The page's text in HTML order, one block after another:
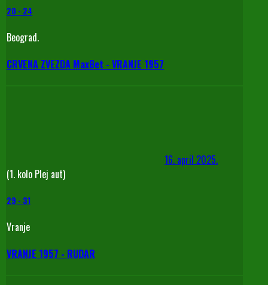
20 - 24
Beograd.
CRVENA ZVEZDA MaxBet - VRANJE 1957
16. april 2025.
(1. kolo Plej aut)
29 - 31
Vranje
VRANJE 1957 - RUDAR